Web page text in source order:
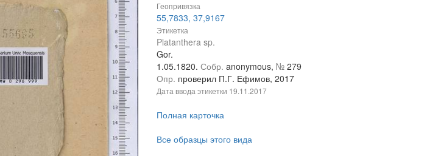
Геопривязка
55,7833, 37,9167
Этикетка
Platanthera sp.
Gor.
1.05.1820. Собр. anonymous, № 279
Опр. проверил П.Г. Ефимов, 2017
Дата ввода этикетки 19.11.2017
Полная карточка
Все образцы этого вида